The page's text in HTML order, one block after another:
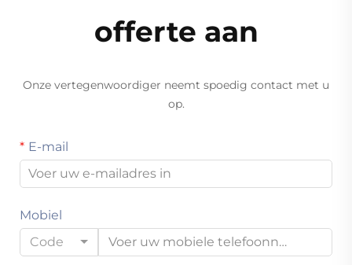
offerte aan
Onze vertegenwoordiger neemt spoedig contact met u
op.
E-mail
Mobiel
Code